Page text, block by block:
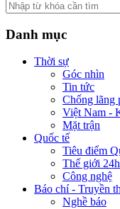
Danh mục
Thời sự
Góc nhìn
Tin tức
Chống lãng
Việt Nam -
Mặt trận
Quốc tế
Tiêu điểm
Thế giới 24h
Công nghệ
Báo chí - Truyền
Nghề báo